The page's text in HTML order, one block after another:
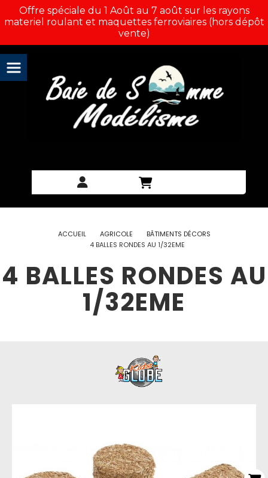
Offre spéciale du 1 Août au 7 août sur les rayons
materiel roulant et maquettes ferroviaires (hors dépôt
vente)
ACCUEIL AGRICOLE
BÂTIMENTS DÉCORS
4 BALLES RONDES AU 1/32EME
4 BALLES RONDES AU
1/32EME
Panneau de gestion des cookies